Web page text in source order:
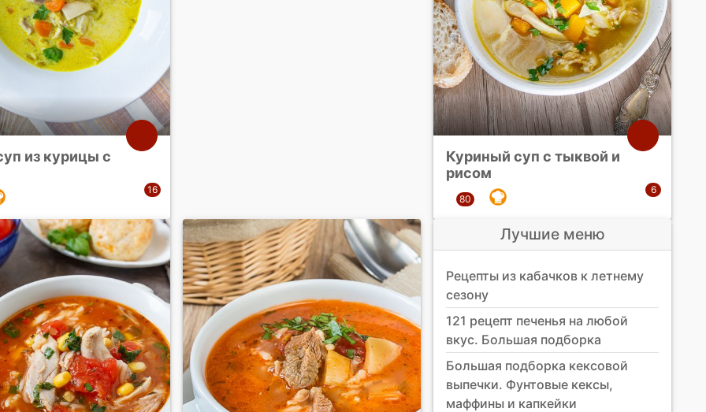
из курицы с
Куриный суп с тыквой и
рисом
Лучшие меню
Рецепты из кабачков к летнему
сезону
121 рецепт печенья на любой
вкус. Большая подборка
Большая подборка кексовой
выпечки. Фунтовые кексы,
маффины и капкейки